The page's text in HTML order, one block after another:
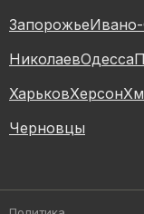
Запорожье
НиколаевОдесса
ХарьковХерсон
Черновцы